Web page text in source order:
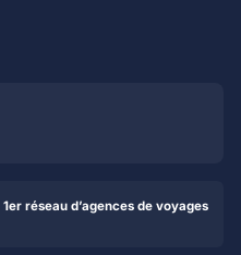
1er réseau d’agences de voyages